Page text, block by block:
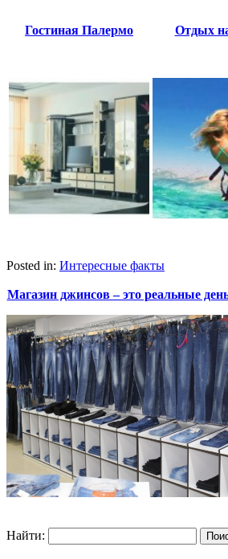
Гостиная Палермо Отдых
Posted in: Интересные факты
Магазин джинсов – это реальные
Найти: